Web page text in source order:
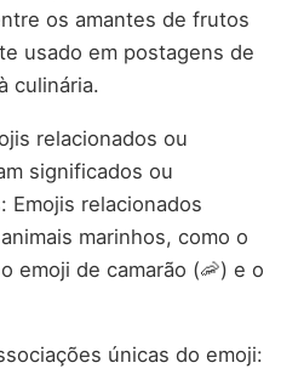
os amantes de frutos
usado em postagens de
culinária.
relacionados ou
significados ou
Emojis relacionados
marinhos, como o
emoji de camarão (🦐) e o
únicas do emoji: